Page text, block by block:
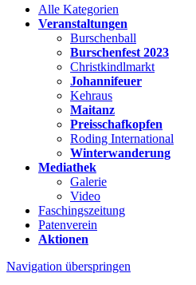
Alle Kategorien
Veranstaltungen
Burschenball
Burschenfest 2023
Christkindlmarkt
Johannifeuer
Kehraus
Maitanz
Preisschafkopfen
Roding International
Winterwanderung
Mediathek
Galerie
Video
Faschingszeitung
Patenverein
Aktionen
Navigation überspringen